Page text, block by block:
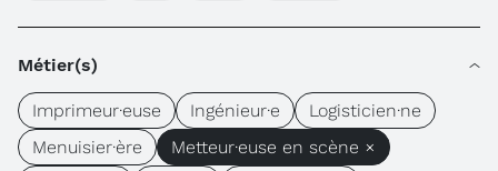
Métier(s)
Imprimeur·euse Ingénieur·e
Logisticien·ne
Menuisier·ère
Metteur·euse en scène ×